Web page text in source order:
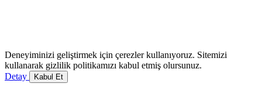
Deneyiminizi geliştirmek için çerezler kullanıyoruz. Sitemizi
kullanarak gizlilik politikamızı kabul etmiş olursunuz.
Detay
Kabul Et